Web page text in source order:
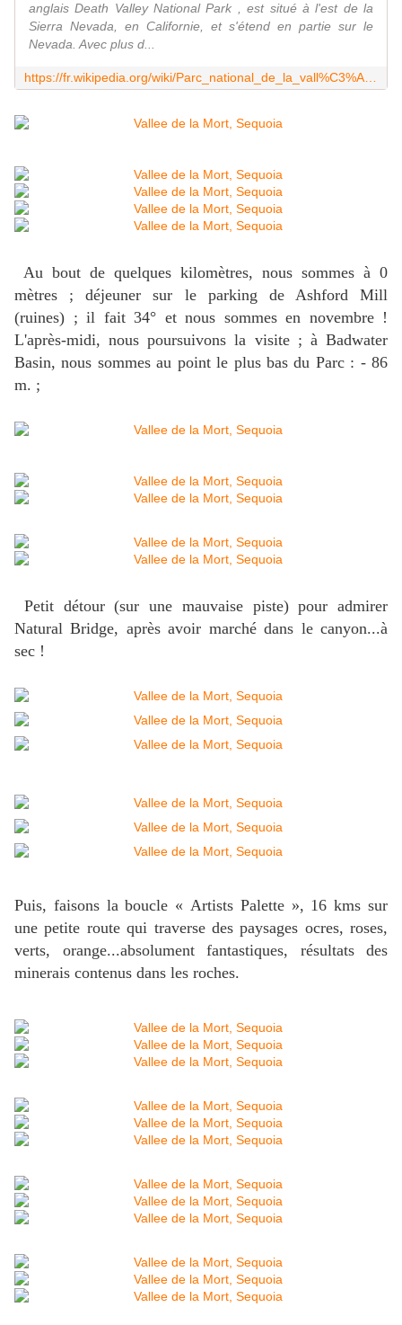
anglais Death Valley National Park , est situé à l'est de la
Sierra Nevada, en Californie, et s'étend en partie sur le
Nevada. Avec plus d...
Au bout de quelques kilomètres, nous sommes à 0
mètres ; déjeuner sur le parking de Ashford Mill
(ruines) ; il fait 34° et nous sommes en novembre !
L'après-midi, nous poursuivons la visite ; à Badwater
Basin, nous sommes au point le plus bas du Parc : - 86
m. ;
Petit détour (sur une mauvaise piste) pour admirer
Natural Bridge, après avoir marché dans le canyon...à
sec !
Puis, faisons la boucle « Artists Palette », 16 kms sur
une petite route qui traverse des paysages ocres, roses,
verts, orange...absolument fantastiques, résultats des
minerais contenus dans les roches.